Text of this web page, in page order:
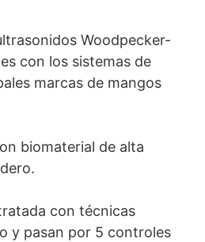
Woodpecker-
con los sistemas de
marcas de mangos
biomaterial de alta
con técnicas
y pasan por 5 controles